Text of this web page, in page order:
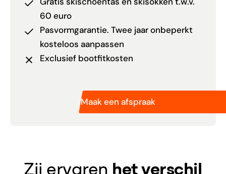
60 euro
Pasvormgarantie. Twee jaar onbeperkt
kosteloos aanpassen
Exclusief bootfitkosten
Maak een afspraak
Zij ervaren het verschil